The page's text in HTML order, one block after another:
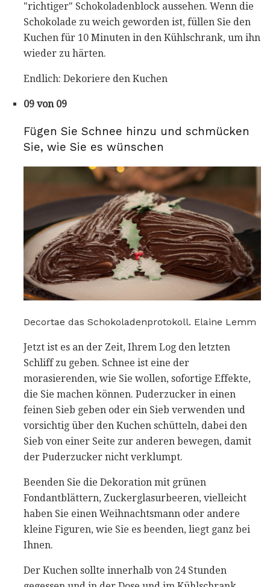
"richtiger" Schokoladenblock aussehen. Wenn die
Schokolade zu weich geworden ist, füllen Sie den
Kuchen für 10 Minuten in den Kühlschrank, um ihn
wieder zu härten.
Endlich: Dekoriere den Kuchen
09 von 09
Fügen Sie Schnee hinzu und schmücken
Sie, wie Sie es wünschen
Decortae das Schokoladenprotokoll. Elaine Lemm
Jetzt ist es an der Zeit, Ihrem Log den letzten
Schliff zu geben. Schnee ist eine der
morasierenden, wie Sie wollen, sofortige Effekte,
die Sie machen können. Puderzucker in einen
feinen Sieb geben oder ein Sieb verwenden und
vorsichtig über den Kuchen schütteln, dabei den
Sieb von einer Seite zur anderen bewegen, damit
der Puderzucker nicht verklumpt.
Beenden Sie die Dekoration mit grünen
Fondantblättern, Zuckerglasurbeeren, vielleicht
haben Sie einen Weihnachtsmann oder andere
kleine Figuren, wie Sie es beenden, liegt ganz bei
Ihnen.
Der Kuchen sollte innerhalb von 24 Stunden